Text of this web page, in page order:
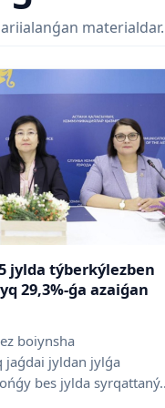
materialdar.
jylda týberkýlezben
29,3%-ǵa azaiǵan
boiynsha
jyldan jylǵa
bes jylda